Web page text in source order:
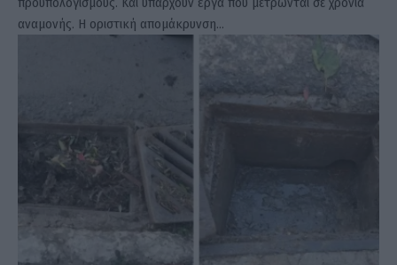
αναμονής. Η οριστική απομάκρυνση…